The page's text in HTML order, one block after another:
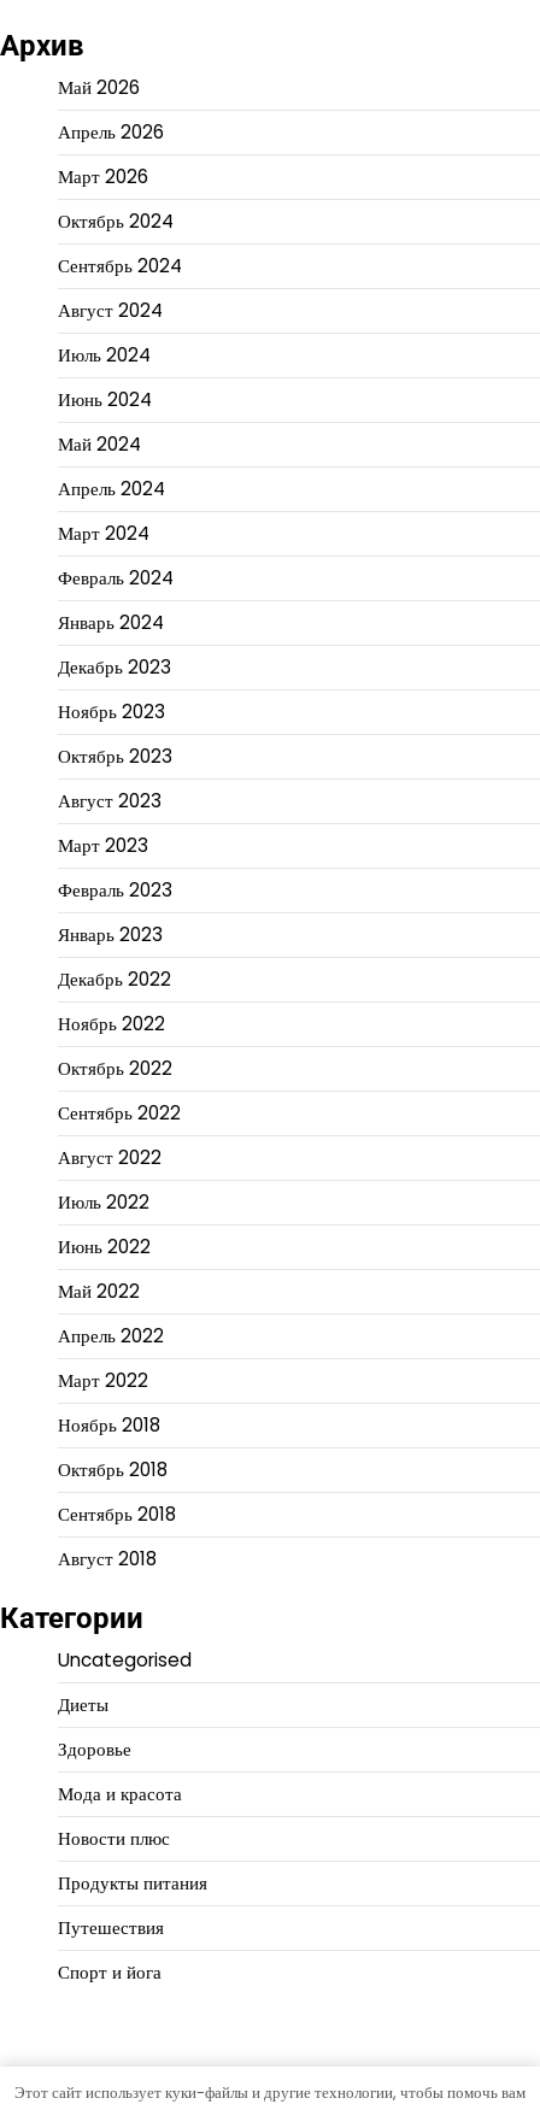
Архив
Май 2026
Апрель 2026
Март 2026
Октябрь 2024
Сентябрь 2024
Август 2024
Июль 2024
Июнь 2024
Май 2024
Апрель 2024
Март 2024
Февраль 2024
Январь 2024
Декабрь 2023
Ноябрь 2023
Октябрь 2023
Август 2023
Март 2023
Февраль 2023
Январь 2023
Декабрь 2022
Ноябрь 2022
Октябрь 2022
Сентябрь 2022
Август 2022
Июль 2022
Июнь 2022
Май 2022
Апрель 2022
Март 2022
Ноябрь 2018
Октябрь 2018
Сентябрь 2018
Август 2018
Категории
Uncategorised
Диеты
Здоровье
Мода и красота
Новости плюс
Продукты питания
Путешествия
Спорт и йога
Этот сайт использует куки-файлы и другие технологии, чтобы помочь вам